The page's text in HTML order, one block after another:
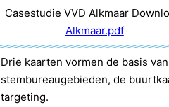
Casestudie VVD Alkmaar
Alkmaar.pdf
Drie kaarten vormen de basis
stembureaugebieden, de
targeting.